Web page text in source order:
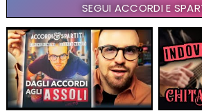
SEGUI ACCORDI E